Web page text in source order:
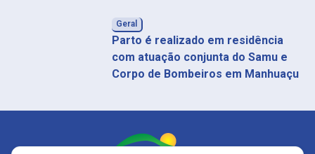
Geral
Parto é realizado em residência
com atuação conjunta do Samu e
Corpo de Bombeiros em Manhuaçu